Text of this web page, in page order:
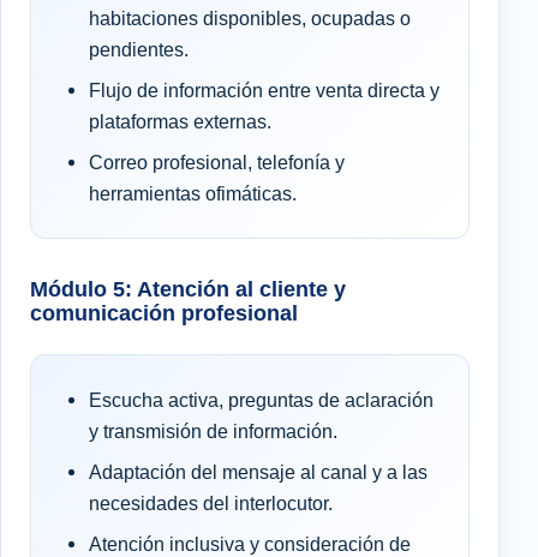
habitaciones disponibles, ocupadas o
pendientes.
Flujo de información entre venta directa y
plataformas externas.
Correo profesional, telefonía y
herramientas ofimáticas.
Módulo 5: Atención al cliente y
comunicación profesional
Escucha activa, preguntas de aclaración
y transmisión de información.
Adaptación del mensaje al canal y a las
necesidades del interlocutor.
Atención inclusiva y consideración de